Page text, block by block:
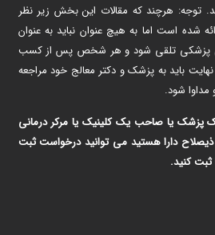
توجه: هرچند که مقالات این بخش زیر نظر
است اما به هیچ عنوان نباید به عنوان
پزشکی تلقی شود و هر شخص پس از کسب
نهایت باید به پزشک و دکتر معالج خود مراجعه
شود.
پزشک یا صاحب یک کلینیک یا مرکر درمانی
ذیصلاح دارا هستید می توانید درخواست ثبت